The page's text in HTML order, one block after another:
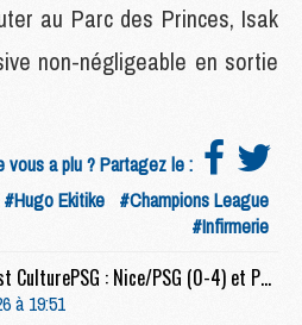
au Parc des Princes, Isak
non-négligeable en sortie
vous a plu ? Partagez le :
#Hugo Ekitike #Champions League
#Infirmerie
Podcast : Podcast CulturePSG : Nice/PSG (0-4) et PSG/Liverpool
à 19:51